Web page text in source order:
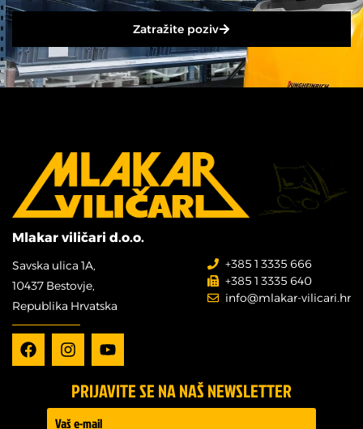
Zatražite poziv
Mlakar viličari d.o.o.
Savska ulica 1A,
10437 Bestovje,
Republika Hrvatska
+385 1 3335 666
+385 1 3335 640
info@mlakar-vilicari.hr
PRIJAVITE SE NA NAŠ NEWSLETTER
Prijava -